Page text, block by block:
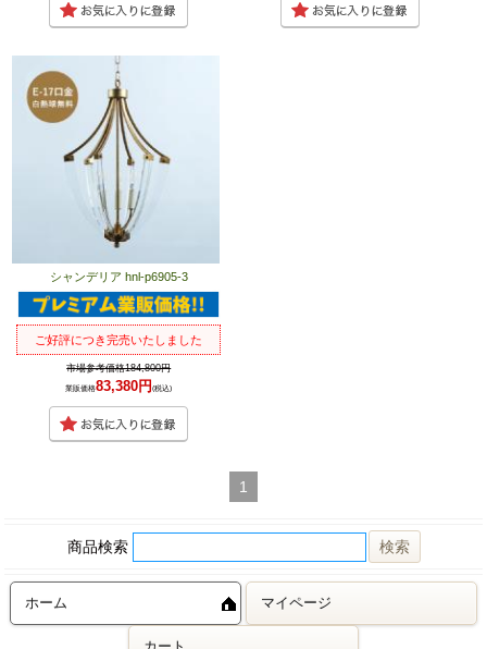
シャンデリア hnl-p6905-3
ご好評につき完売いたしました
市場参考価格184,800円
業販価格83,380円(税込)
1
商品検索
ホーム マイページ